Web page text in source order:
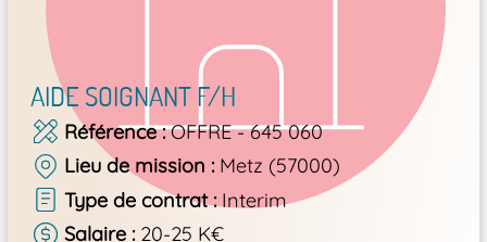
AIDE SOIGNANT F/H
Référence OFFRE - 645 060
Lieu de mission
Metz (57000)
Type de contrat Interim
Salaire
20-25 K€